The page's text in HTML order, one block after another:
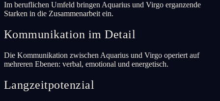
Im beruflichen Umfeld bringen Aquarius und Virgo erganzende
Starken in die Zusammenarbeit ein.
Kommunikation im Detail
Die Kommunikation zwischen Aquarius und Virgo operiert auf
mehreren Ebenen: verbal, emotional und energetisch.
Langzeitpotenzial